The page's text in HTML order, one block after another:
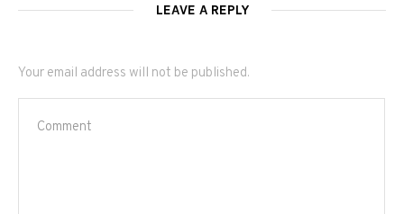
LEAVE A REPLY
Your email address will not be published.